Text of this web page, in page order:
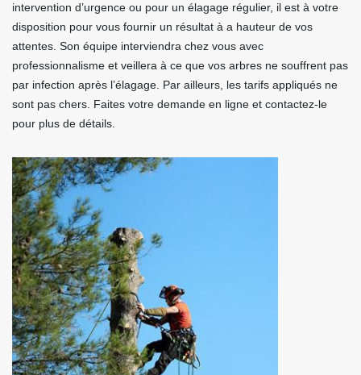
intervention d’urgence ou pour un élagage régulier, il est à votre
disposition pour vous fournir un résultat à a hauteur de vos
attentes. Son équipe interviendra chez vous avec
professionnalisme et veillera à ce que vos arbres ne souffrent pas
par infection après l’élagage. Par ailleurs, les tarifs appliqués ne
sont pas chers. Faites votre demande en ligne et contactez-le
pour plus de détails.